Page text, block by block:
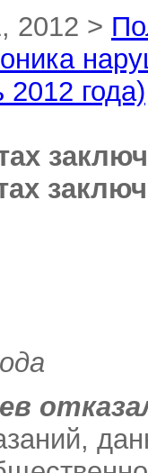
2012 >
2012 года)